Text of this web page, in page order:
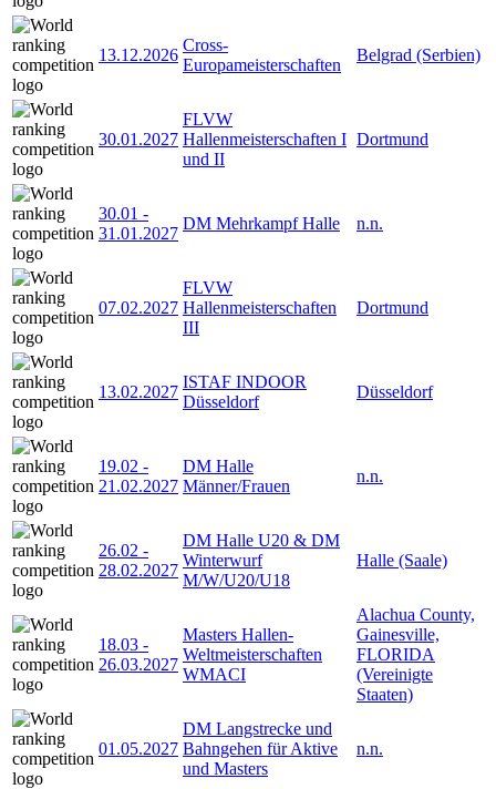
13.12.2026
Cross-
Europameisterschaften
Belgrad (Serbien)
30.01.2027
FLVW
Hallenmeisterschaften I
und II
Dortmund
30.01 -
31.01.2027
DM Mehrkampf Halle n.n.
07.02.2027
FLVW
Hallenmeisterschaften
III
Dortmund
13.02.2027
ISTAF INDOOR
Düsseldorf
Düsseldorf
19.02 -
21.02.2027
DM Halle
Männer/Frauen
n.n.
26.02 -
28.02.2027
DM Halle U20 & DM
Winterwurf
M/W/U20/U18
Halle (Saale)
18.03 -
26.03.2027
Masters Hallen-
Weltmeisterschaften
WMACI
Alachua County,
Gainesville,
FLORIDA
(Vereinigte
Staaten)
01.05.2027
DM Langstrecke und
Bahngehen für Aktive
und Masters
n.n.